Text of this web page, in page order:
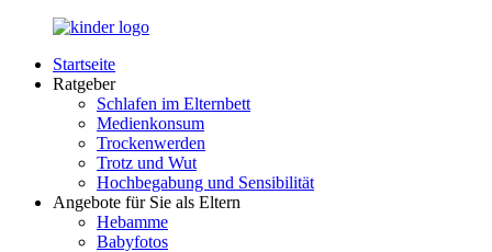
Zurück
Inhalt
LuckyKids.de
Das
Nachwuchs
Startseite
Ratgeber
Schlafen im Elternbett
Medienkonsum
Trockenwerden
Trotz und Wut
Hochbegabung und Sensibilität
Angebote für Sie als Eltern
Hebamme
Babyfotos